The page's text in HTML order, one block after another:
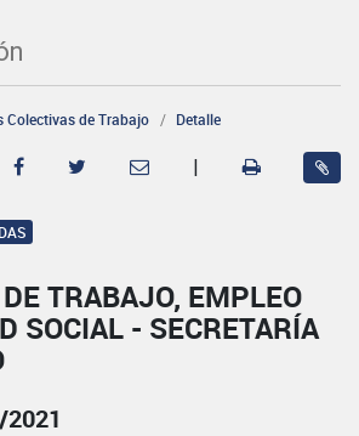
Colectivas de Trabajo Detalle
|
TRABAJO, EMPLEO
SOCIAL - SECRETARÍA